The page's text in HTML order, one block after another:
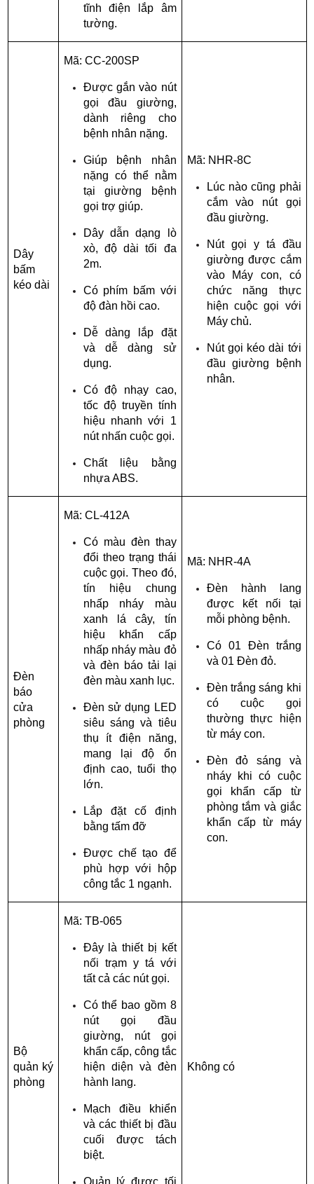
tĩnh điện lắp âm
tường.
Dây
bấm
kéo dài
Mã: CC-200SP
Được gắn vào nút
gọi đầu giường,
dành riêng cho
bệnh nhân nặng.
Giúp bệnh nhân
nặng có thể nằm
tại giường bệnh
gọi trợ giúp.
Dây dẫn dạng lò
xò, độ dài tối đa
2m.
Có phím bấm với
độ đàn hồi cao.
Dễ dàng lắp đặt
và dễ dàng sử
dụng.
Có độ nhạy cao,
tốc độ truyền tính
hiệu nhanh với 1
nút nhấn cuộc gọi.
Chất liệu bằng
nhựa ABS.
Mã: NHR-8C
Lúc nào cũng phải
cắm vào nút gọi
đầu giường.
Nút gọi y tá đầu
giường được cắm
vào Máy con, có
chức năng thực
hiện cuộc gọi với
Máy chủ.
Nút gọi kéo dài tới
đầu giường bệnh
nhân.
Đèn
báo
cửa
phòng
Mã: CL-412A
Có màu đèn thay
đổi theo trạng thái
cuộc gọi. Theo đó,
tín hiệu chung
nhấp nháy màu
xanh lá cây, tín
hiệu khẩn cấp
nhấp nháy màu đỏ
và đèn báo tải lại
đèn màu xanh lục.
Đèn sử dụng LED
siêu sáng và tiêu
thụ ít điện năng,
mang lại độ ổn
định cao, tuổi thọ
lớn.
Lắp đặt cố định
bằng tấm đỡ
Được chế tạo để
phù hợp với hộp
công tắc 1 ngạnh.
Mã: NHR-4A
Đèn hành lang
được kết nối tại
mỗi phòng bệnh.
Có 01 Đèn trắng
và 01 Đèn đỏ.
Đèn trắng sáng khi
có cuộc gọi
thường thực hiện
từ máy con.
Đèn đỏ sáng và
nháy khi có cuộc
gọi khẩn cấp từ
phòng tắm và giắc
khẩn cấp từ máy
con.
Bộ
quản ký
phòng
Mã: TB-065
Đây là thiết bị kết
nối trạm y tá với
tất cả các nút gọi.
Có thể bao gồm 8
nút gọi đầu
giường, nút gọi
khẩn cấp, công tắc
hiện diện và đèn
hành lang.
Mạch điều khiển
và các thiết bị đầu
cuối được tách
biệt.
Không có